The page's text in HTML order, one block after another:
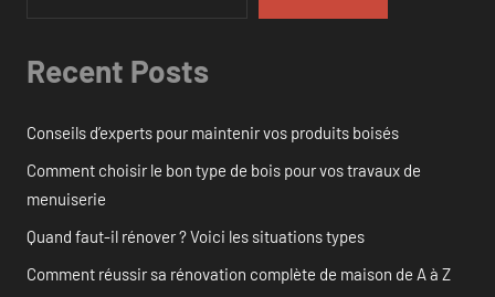
Recent Posts
Conseils d’experts pour maintenir vos produits boisés
Comment choisir le bon type de bois pour vos travaux de
menuiserie
Quand faut-il rénover ? Voici les situations types
Comment réussir sa rénovation complète de maison de A à Z